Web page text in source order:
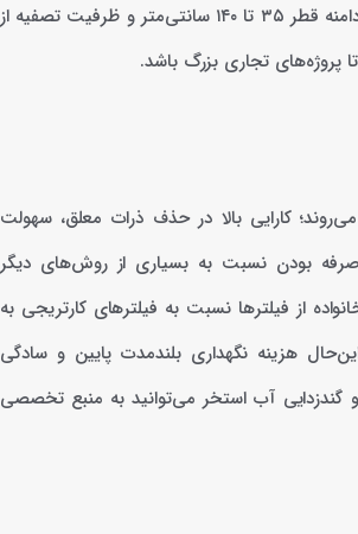
و T است و فیلتر شنی ایمکس MFV27 از سری MFV محسوب می‌شود؛ این سری در دامنه قطر ۳۵ تا ۱۴۰ سانتی‌متر و ظرفیت تصفیه از
کارایی بالا در حذف ذرات معلق، سهولت
بودن نسبت به بسیاری از روش‌های دیگر
از فیلترها نسبت به فیلترهای کارتریجی به
هزینه نگهداری بلندمدت پایین و سادگی
و گندزدایی آب استخر می‌توانید به منبع تخصصی